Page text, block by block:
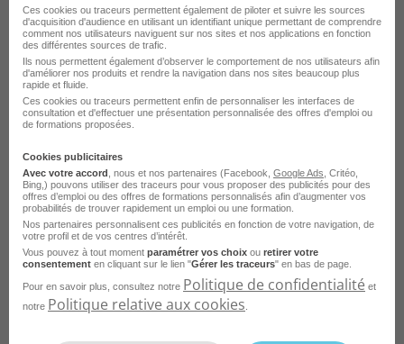
Drapeur Agent de Production
Aéronautique H/F
Florange - 57
Intérim
France Travail
Publié le 27 juillet 2026
Ces cookies ou traceurs permettent également de piloter et suivre les sources
d'acquisition d'audience en utilisant un identifiant unique permettant de comprendre
comment nos utilisateurs naviguent sur nos sites et nos applications en fonction
des différentes sources de trafic.
Ils nous permettent également d’observer le comportement de nos utilisateurs afin
d'améliorer nos produits et rendre la navigation dans nos sites beaucoup plus
rapide et fluide.
Ces cookies ou traceurs permettent enfin de personnaliser les interfaces de
consultation et d'effectuer une présentation personnalisée des offres d'emploi ou
de formations proposées.
Cookies publicitaires
Avec votre accord , nous et nos partenaires (Facebook, Google Ads , Critéo,
Bing,) pouvons utiliser des traceurs pour vous proposer des publicités pour des
offres d’emploi ou des offres de formations personnalisés afin d’augmenter vos
probabilités de trouver rapidement un emploi ou une formation.
Nos partenaires personnalisent ces publicités en fonction de votre navigation, de
votre profil et de vos centres d’intérêt.
Vous pouvez à tout moment paramétrer vos choix ou retirer votre
consentement en cliquant sur le lien "Gérer les traceurs" en bas de page.
Pour en savoir plus, consultez notre Politique de confidentialité et
notre Politique relative aux cookies